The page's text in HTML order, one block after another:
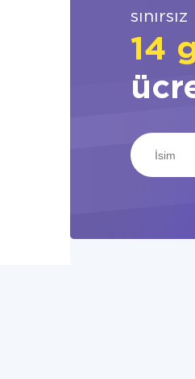
sınırsız
14